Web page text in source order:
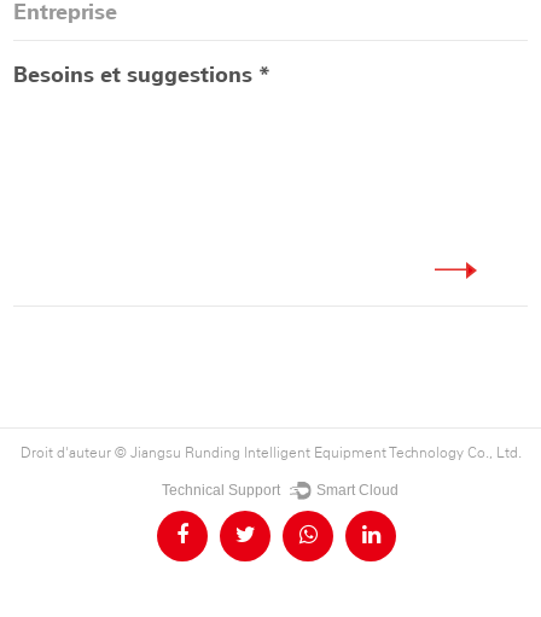
Droit d'auteur © Jiangsu Runding Intelligent Equipment Technology Co., Ltd.
Technical Support ： Smart Cloud